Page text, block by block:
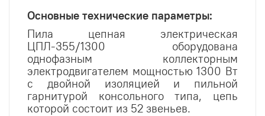
Основные технические параметры:
Пила цепная электрическая
ЦПЛ-355/1300 оборудована
однофазным коллекторным
электродвигателем мощностью 1300 Вт
с двойной изоляцией и пильной
гарнитурой консольного типа, цепь
которой состоит из 52 звеньев.